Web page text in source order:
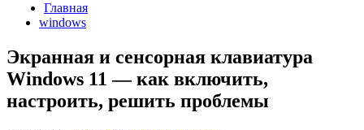
Главная
windows
Экранная и сенсорная клавиатура
Windows 11 — как включить,
настроить, решить проблемы